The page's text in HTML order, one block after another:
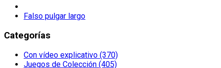
Falso pulgar largo
Categorías
Con vídeo explicativo (370)
Juegos de Colección (405)